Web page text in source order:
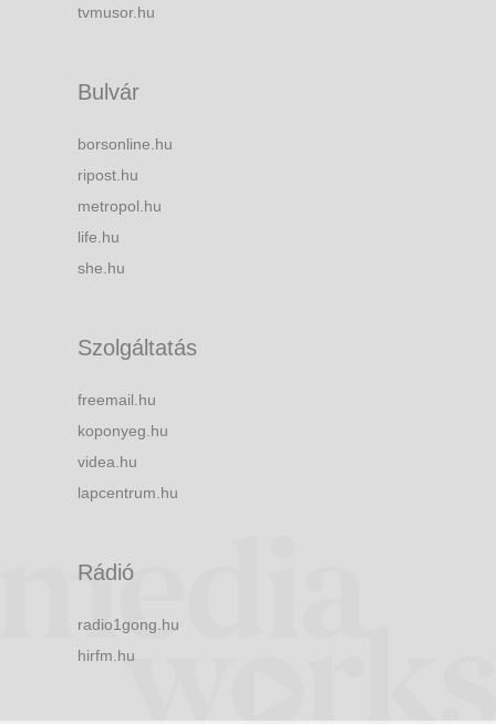
tvmusor.hu
Bulvár
borsonline.hu
ripost.hu
metropol.hu
life.hu
she.hu
Szolgáltatás
freemail.hu
koponyeg.hu
videa.hu
lapcentrum.hu
Rádió
radio1gong.hu
hirfm.hu